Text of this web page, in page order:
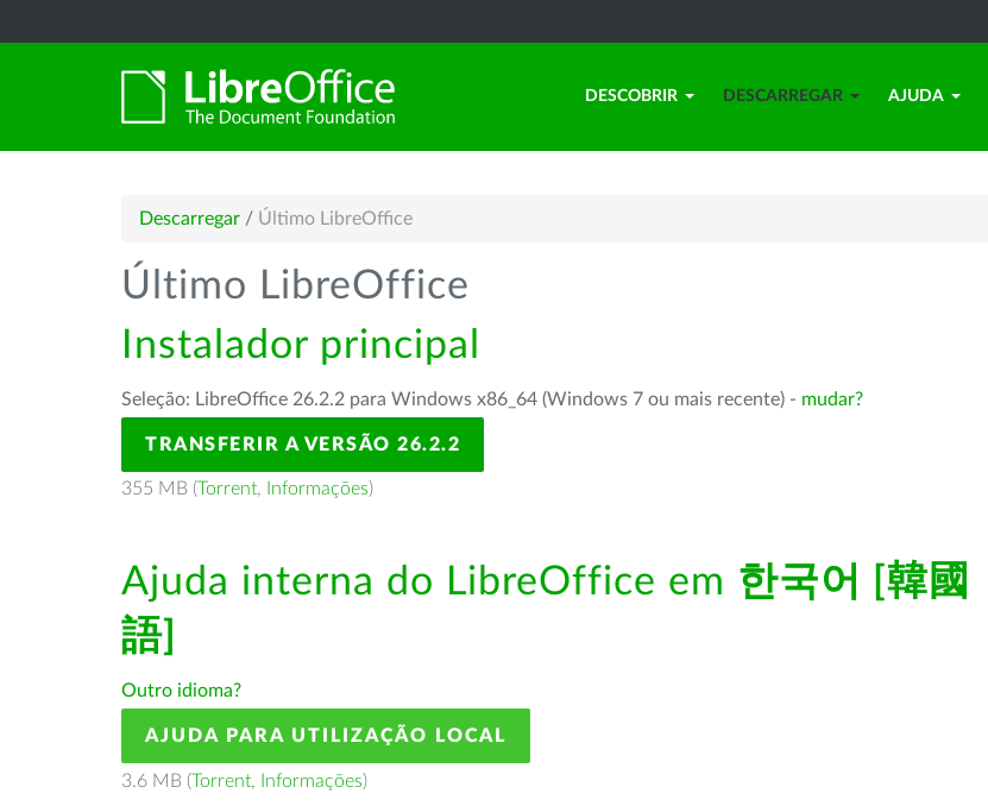
DESCOBRIR DESCARREGAR AJUDA
Descarregar / Último LibreOffice
Último LibreOffice
Instalador principal
Seleção: LibreOffice 26.2.2 para Windows x86_64 (Windows 7 ou mais recente) - mudar?
TRANSFERIR A VERSÃO 26.2.2
355 MB (Torrent, Informações)
Ajuda interna do LibreOffice em 한국어 [韓國
語]
Outro idioma?
AJUDA PARA UTILIZAÇÃO LOCAL
3.6 MB (Torrent, Informações)